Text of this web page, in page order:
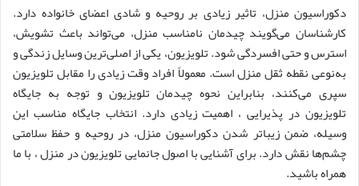
دکوراسیون منزل، تاثیر زیادی بر روحیه و شادی اعضای خانواده دارد.
کارشناسان می‌گویند چیدمان نامناسب منزل، می‌تواند باعث تشویش،
استرس و حتی افسردگی شود. تلویزیون، یکی از اصلی‌ترین وسایل زندگی و
به‌نوعی نقطه ثقل منزل است. معمولاً افراد وقت زیادی را مقابل تلویزیون
سپری می‌کنند، بنابراین نحوه چیدمان تلویزیون و توجه به جایگاه
تلویزیون در پذیرایی ، اهمیت زیادی دارد. انتخاب جایگاه مناسب این
وسیله، ضمن زیباتر شدن دکوراسیون منزل، در روحیه و حفظ سلامتی
چشم‌ها نقش دارد. برای آشنایی با اصول جانمایی تلویزیون در منزل ، با ما
همراه باشید.